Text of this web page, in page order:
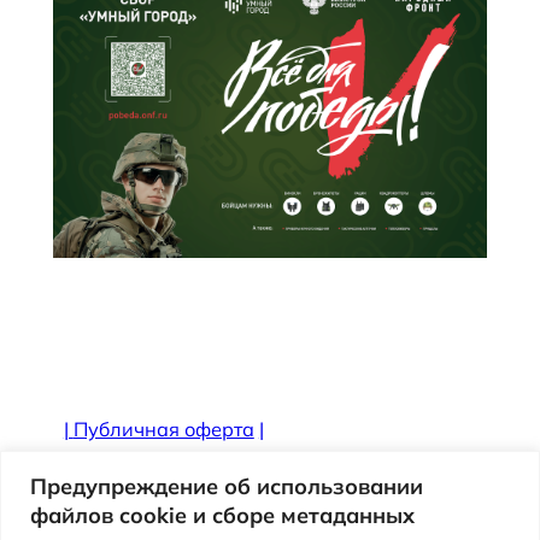
Предупреждение об использовании
файлов cookie и сборе метаданных
| Публичная оферта |
Противодействие коррупции